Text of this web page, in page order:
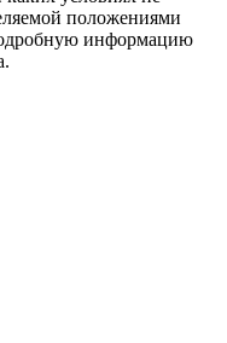
положениями
информацию